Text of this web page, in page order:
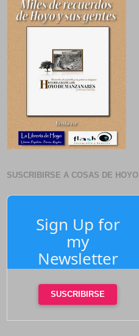
SUSCRIBIRSE A COSAS DE HOYO
Sign Up for
my
Newsletter
SUSCRIBIRSE